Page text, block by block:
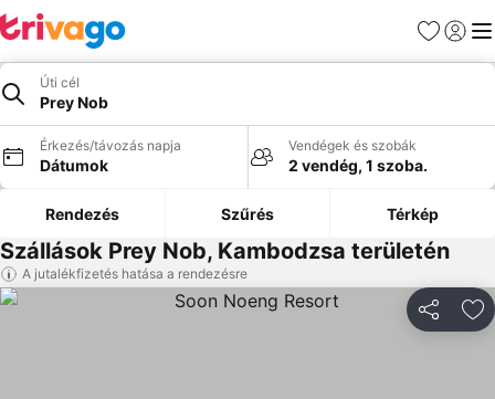
Kedvencek
Úti cél
Prey Nob
Érkezés/távozás napja
Dátumok
Vendégek és szobák
2 vendég, 1 szoba.
Rendezés Szűrés Térkép
Szállások Prey Nob, Kambodzsa területén
A jutalékfizetés hatása a rendezésre